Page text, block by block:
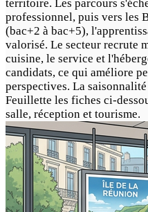
territoire. Les parcours
professionnel, puis vers les
(bac+2 à bac+5),
valorisé. Le secteur recrute
cuisine, le service et
candidats, ce qui améliore
perspectives. La
Feuillette les fiches ci-
salle, réception et tourisme.